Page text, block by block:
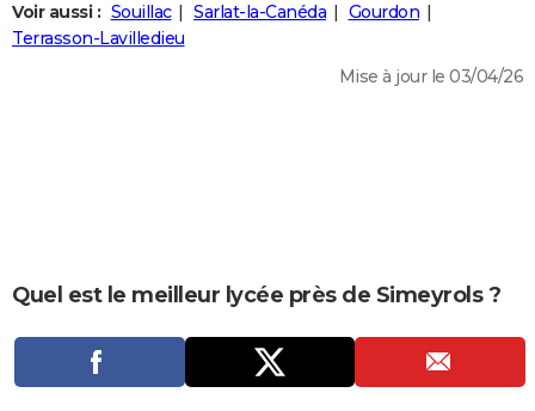
Art de vivre
Bien-être
Loisirs
Mode
Modes de vie
+ SANTE
Dictionnaire
Biographies
Expressions
Proverbes
PROGRAMME TV
Voir aussi : Souillac Sarlat-la-Canéda
Gourdon
Terrasson-Lavilledieu
Mise à jour le 03/04/26
Quel est le meilleur lycée près de Simeyrols ?